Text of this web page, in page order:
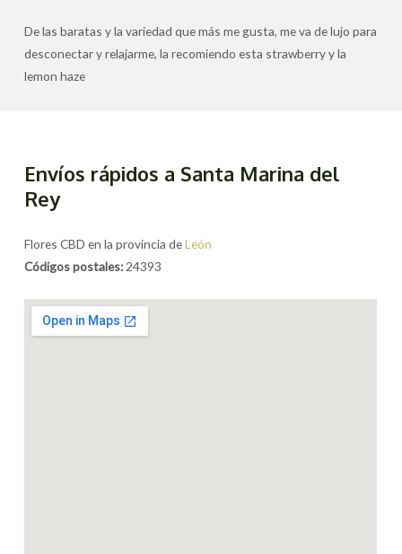
De las baratas y la variedad que más me gusta, me va de lujo para
desconectar y relajarme, la recomiendo esta strawberry y la
lemon haze
Envíos rápidos a Santa Marina del
Rey
Flores CBD en la provincia deLeón
Códigos postales: 24393